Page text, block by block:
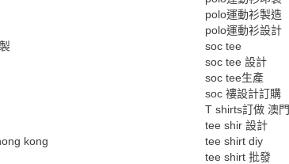
polo運動衫製造
polo運動衫設計
soc tee
soc tee 設計
soc tee生產
soc 褸設計訂購
T shirts訂做 澳門
tee shir 設計
kong
tee shirt diy
tee shirt 批發